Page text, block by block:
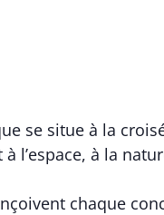
se situe à la
l’espace, à la
chaque